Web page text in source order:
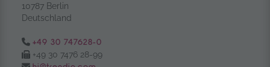
10787 Berlin
Deutschland
Tel.:
+49 30 747628-0
Fax:
+49 30 7476 28-99